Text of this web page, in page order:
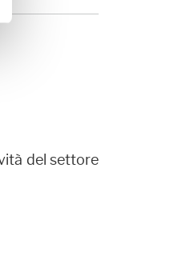
del settore